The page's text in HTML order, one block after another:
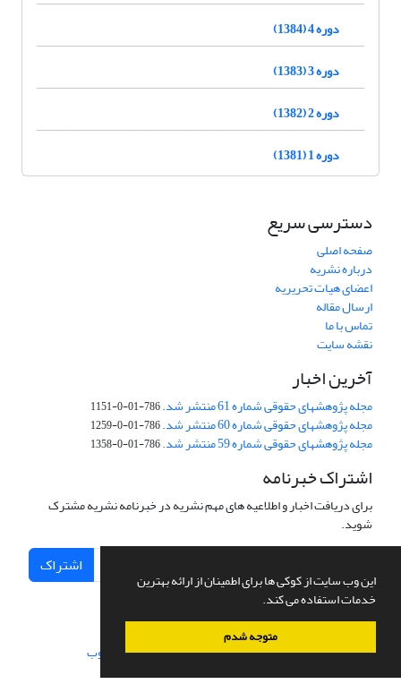
این وب سایت از کوکی ها برای اطمینان از ارائه بهترین
خدمات استفاده می کند.
متوجه شدم
دوره 4 (1384)
دوره 3 (1383)
دوره 2 (1382)
دوره 1 (1381)
دسترسی سریع
صفحه اصلی
درباره نشریه
اعضای هیات تحریریه
ارسال مقاله
تماس با ما
نقشه سایت
آخرین اخبار
مجله پژوهشهای حقوقی شماره 61 منتشر شد. 786-01-0-1151
مجله پژوهشهای حقوقی شماره 60 منتشر شد. 786-01-0-1259
مجله پژوهشهای حقوقی شماره 59 منتشر شد. 786-01-0-1358
اشتراک خبرنامه
برای دریافت اخبار و اطلاعیه های مهم نشریه در خبرنامه نشریه مشترک
شوید.
اشتراک
سامانه مدیریت نشریات علمی.طراحی و پیاده سازی از سیناوب